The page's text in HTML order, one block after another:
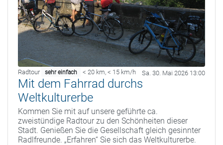
Radtour sehr einfach < 20 km, < 15 km/h Sa. 30. Mai 2026 13:00
Mit dem Fahrrad durchs
Weltkulturerbe
Kommen Sie mit auf unsere geführte ca.
zweistündige Radtour zu den Schönheiten dieser
Stadt. Genießen Sie die Gesellschaft gleich gesinnter
Radlfreunde. „Erfahren“ Sie sich das Weltkulturerbe.